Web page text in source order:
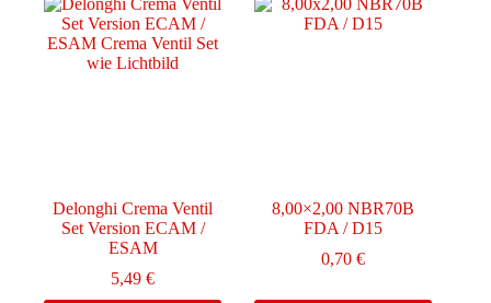
Delonghi Crema Ventil
Set Version ECAM /
ESAM
5,49€
8,00×2,00 NBR70B
FDA / D15
0,70€